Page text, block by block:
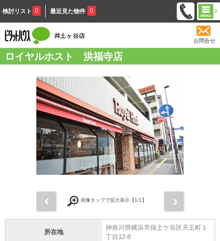
検討リスト 0 最近見た物件 0
お問合せ
ロイヤルホスト 洪福寺店
画像タップで拡大表示【1/1】
所在地
神奈川県横浜市保土ケ谷区天王町１
丁目12‐8